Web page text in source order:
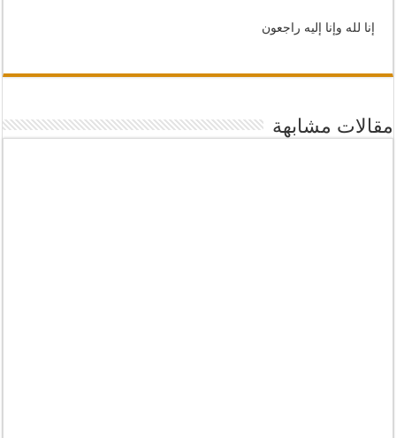
إنا لله وإنا إليه راجعون
مقالات مشابهة